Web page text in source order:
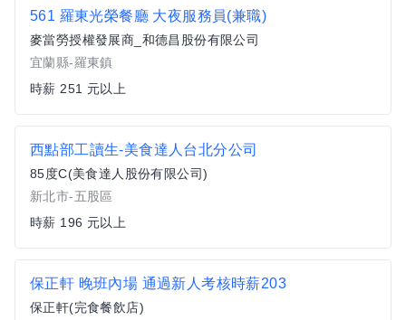
561 羅東光榮餐廳 大夜服務員(兼職)
麥當勞授權發展商_和德昌股份有限公司
宜蘭縣-羅東鎮
時薪 251 元以上
西點部工讀生-美食達人台北分公司
85度C(美食達人股份有限公司)
新北市-五股區
時薪 196 元以上
保正軒 晚班內場 通過新人考核時薪203
保正軒(完食餐飲店)